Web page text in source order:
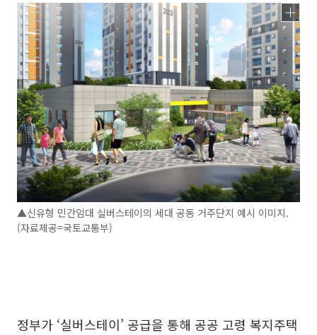
▲신유형 민간임대 실버스테이의 세대 공동 거주단지 예시 이미지.
(자료제공=국토교통부)
정부가 ‘실버스테이’ 공급을 통해 공공 고령 복지주택